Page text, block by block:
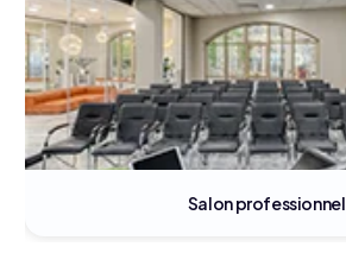
Salon professionnel